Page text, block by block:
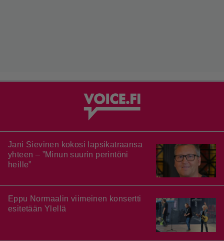
Jani Sievinen kokosi lapsikatraansa
yhteen – ”Minun suurin perintöni
heille”
Eppu Normaalin viimeinen konsertti
esitetään Ylellä